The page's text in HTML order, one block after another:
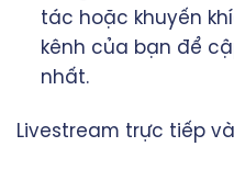
tác hoặc khuyến
kênh của bạn để
nhất.
Livestream trực tiếp